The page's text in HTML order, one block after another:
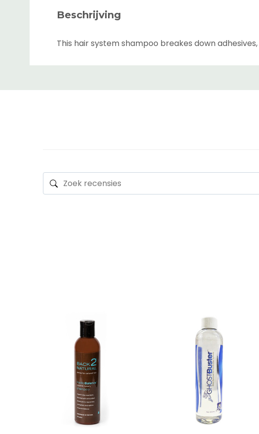
Beschrijving
This hair system shampoo breakes down